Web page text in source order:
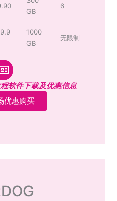
GB
6
1000
GB
无限制
软件下载及优惠信息
优惠购买